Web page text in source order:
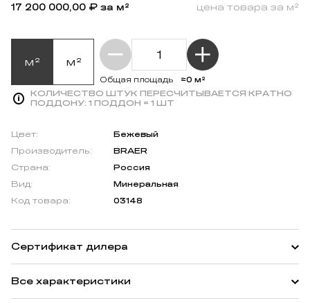
17 200 000,00 ₽ за м² цена товара за м²
м² м²
Общая площадь
≈0 м²
КОЛИЧЕСТВО ШТУК ПЕРЕСЧИТЫВАЕТСЯ КРАТНО
ПОДДОНУ: 1 ПОДДОН = 1 ШТ
Цвет:
Бежевый
Производитель:
BRAER
Страна:
Россия
Вид:
Минеральная
Код товара:
03148
Все характеристики
Сертификат дилера